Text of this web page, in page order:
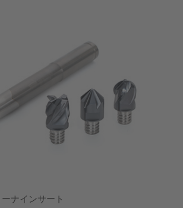
ナインサート